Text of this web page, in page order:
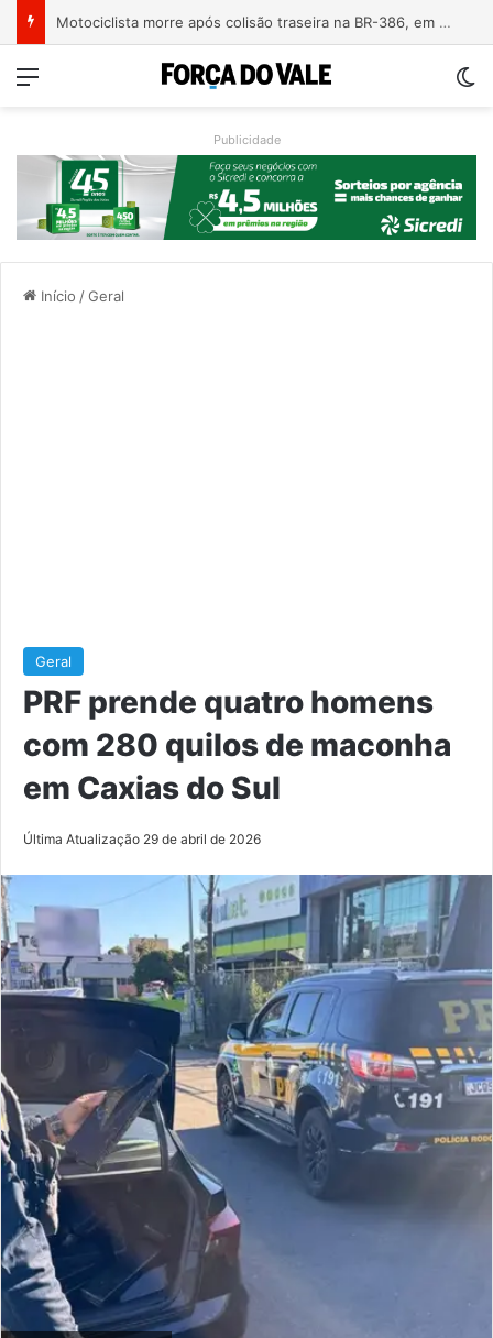
Motociclista morre após colisão traseira na BR-386, em Triunfo
Menu
Publicidade
Início /Geral
Geral
PRF prende quatro homens
com 280 quilos de maconha
em Caxias do Sul
Última Atualização 29 de abril de 2026